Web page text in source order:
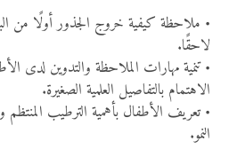
• ملاحظة كيفية خروج الجذور أولًا من
لاحقًا.
• تنمية مهارات الملاحظة والتدوين لدى
الاهتمام بالتفاصيل العلمية الصغيرة.
• تعريف الأطفال بأهمية الترطيب
النمو.